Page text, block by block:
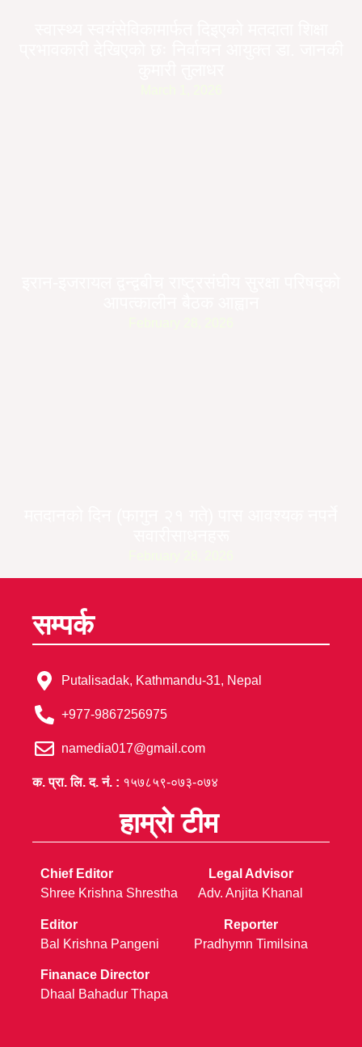
सम्पर्क
Putalisadak, Kathmandu-31, Nepal
+977-9867256975
namedia017@gmail.com
क. प्रा. लि. द. नं. : १५७८५९-०७३-०७४
हाम्रो टीम
Chief Editor
Shree Krishna Shrestha
Editor
Bal Krishna Pangeni
Finanace Director
Dhaal Bahadur Thapa
Legal Advisor
Adv. Anjita Khanal
Reporter
Pradhymn Timilsina